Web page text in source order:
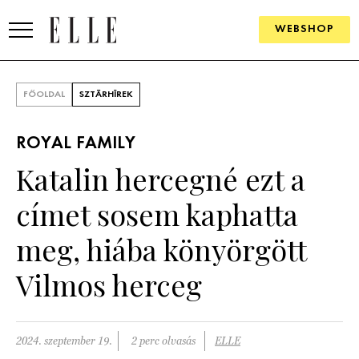
WEBSHOP
SZÉPSÉG
PSZICHÉ
PÁRKAPCSOLAT
FŐOLDAL SZTÁRHÍREK
ROYAL FAMILY
Katalin hercegné ezt a
címet sosem kaphatta
meg, hiába könyörgött
Vilmos herceg
2024. szeptember 19. 2 perc olvasás ELLE